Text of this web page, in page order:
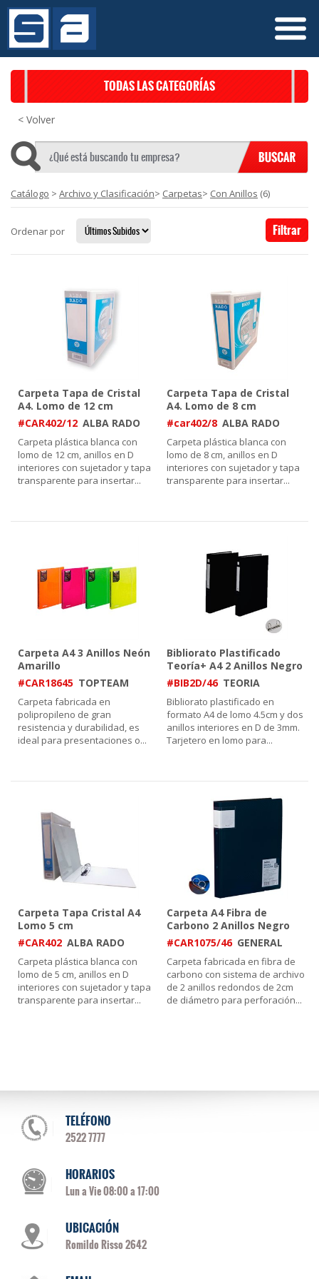
TODAS LAS CATEGORÍAS
< Volver
Catálogo > Archivo y Clasificación> Carpetas> Con Anillos (6)
Ordenar por Filtrar
Carpeta Tapa de Cristal
A4. Lomo de 12 cm
#CAR402/12 ALBA RADO
Carpeta plástica blanca con
lomo de 12 cm, anillos en D
interiores con sujetador y tapa
transparente para insertar...
Carpeta Tapa de Cristal
A4. Lomo de 8 cm
#car402/8 ALBA RADO
Carpeta plástica blanca con
lomo de 8 cm, anillos en D
interiores con sujetador y tapa
transparente para insertar...
Carpeta A4 3 Anillos Neón
Amarillo
#CAR18645 TOPTEAM
Carpeta fabricada en
polipropileno de gran
resistencia y durabilidad, es
ideal para presentaciones o...
Bibliorato Plastificado
Teoría+ A4 2 Anillos Negro
#BIB2D/46 TEORIA
Bibliorato plastificado en
formato A4 de lomo 4.5cm y dos
anillos interiores en D de 3mm.
Tarjetero en lomo para...
Carpeta Tapa Cristal A4
Lomo 5 cm
#CAR402 ALBA RADO
Carpeta plástica blanca con
lomo de 5 cm, anillos en D
interiores con sujetador y tapa
transparente para insertar...
Carpeta A4 Fibra de
Carbono 2 Anillos Negro
#CAR1075/46 GENERAL
Carpeta fabricada en fibra de
carbono con sistema de archivo
de 2 anillos redondos de 2cm
de diámetro para perforación...
TELÉFONO
2522 7777
HORARIOS
Lun a Vie 08:00 a 17:00
UBICACIÓN
Romildo Risso 2642